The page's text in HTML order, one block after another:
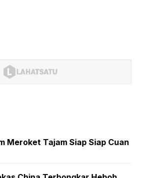
Meroket Tajam Siap Siap Cuan